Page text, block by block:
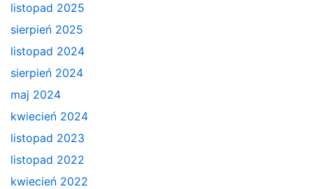
listopad 2025
sierpień 2025
listopad 2024
sierpień 2024
maj 2024
kwiecień 2024
listopad 2023
listopad 2022
kwiecień 2022